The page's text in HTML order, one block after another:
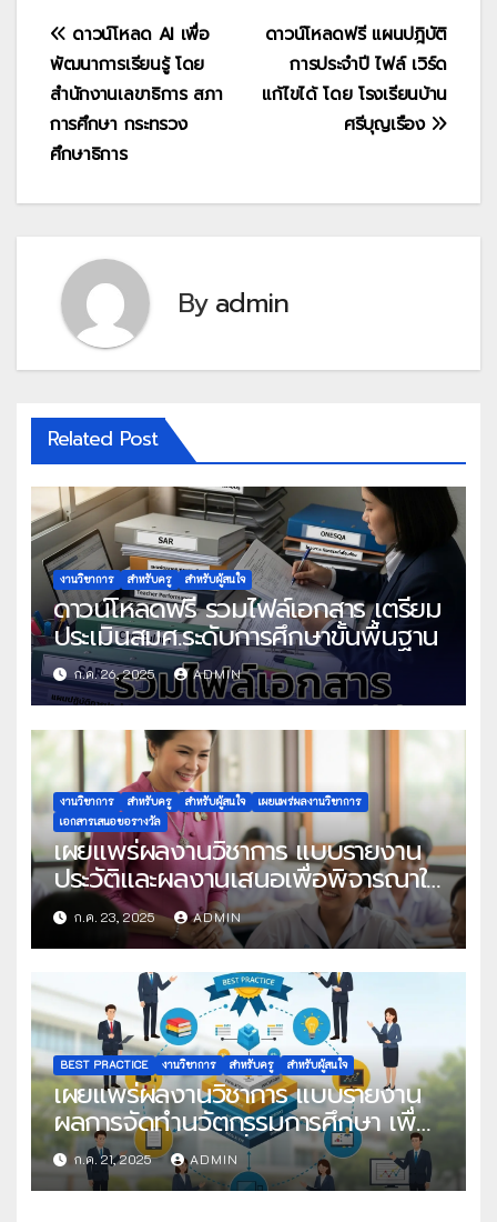
แนะแนว
เรื่อง
ดาวน์โหลดฟรี แผนปฎิบัติ
การประจำปี ไฟล์ เวิร์ด
แก้ไขได้ โดย โรงเรียนบ้าน
ศรีบุญเรือง
ดาวน์โหลด AI เพื่อ
พัฒนาการเรียนรู้ โดย
สำนักงานเลขาธิการ สภา
การศึกษา กระทรวง
ศึกษาธิการ
Byadmin
Related Post
งานวิชาการ สำหรับครู สำหรับผู้สนใจ
ดาวน์โหลดฟรี รวมไฟล์เอกสาร เตรียม
ประเมินสมศ.ระดับการศึกษาขั้นพื้นฐาน
ก.ค. 26, 2025 ADMIN
งานวิชาการ สำหรับครู สำหรับผู้สนใจ
เผยแพร่ผลงานวิชาการ
เอกสารเสนอขอรางวัล
เผยแพร่ผลงานวิชาการ แบบรายงาน
ประวัติและผลงานเสนอเพื่อพิจารณาใน
โครงการครูดีในดวงใจ ประจำปี 2568
ครั้งที่ 22
ก.ค. 23, 2025 ADMIN
BEST PRACTICE งานวิชาการ สำหรับครู สำหรับผู้สนใจ
เผยแพร่ผลงานวิชาการ แบบรายงาน
ผลการจัดทำนวัตกรรมการศึกษา เพื่อ
คัดเลือกวิธีปฏิบัติที่เป็นเลิศ
ก.ค. 21, 2025 ADMIN